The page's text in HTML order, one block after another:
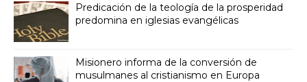
Predicación de la teología de la prosperidad
predomina en iglesias evangélicas
Misionero informa de la conversión de
musulmanes al cristianismo en Europa